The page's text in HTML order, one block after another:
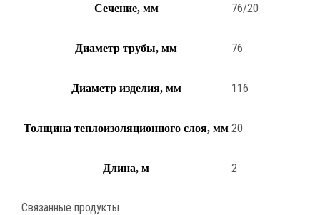
Сечение, мм 76/20
Диаметр трубы, мм 76
Диаметр изделия, мм 116
Толщина теплоизоляционного слоя, мм 20
Длина, м 2
Связанные продукты